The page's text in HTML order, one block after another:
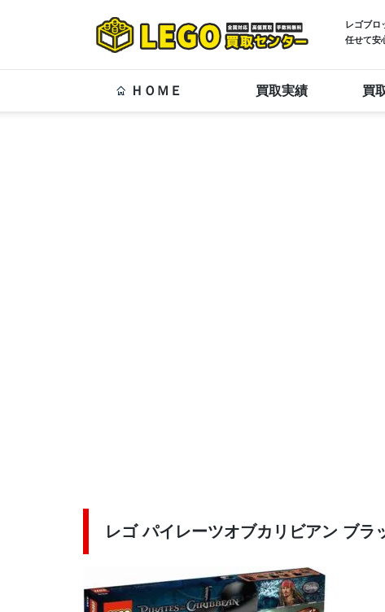
レゴブロ
任せて安
ＨＯＭＥ 買取実績 買
レゴ パイレーツオブカリビアン ブラ